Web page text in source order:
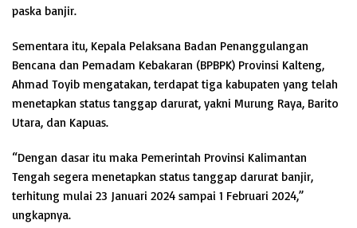
paska banjir.
Sementara itu, Kepala Pelaksana Badan Penanggulangan
Bencana dan Pemadam Kebakaran (BPBPK) Provinsi Kalteng,
Ahmad Toyib mengatakan, terdapat tiga kabupaten yang telah
menetapkan status tanggap darurat, yakni Murung Raya, Barito
Utara, dan Kapuas.
“Dengan dasar itu maka Pemerintah Provinsi Kalimantan
Tengah segera menetapkan status tanggap darurat banjir,
terhitung mulai 23 Januari 2024 sampai 1 Februari 2024,”
ungkapnya.